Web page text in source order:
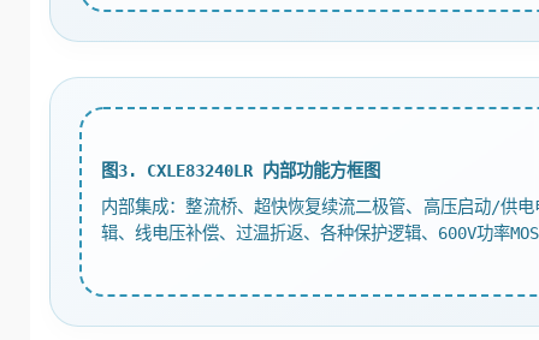
图3. CXLE83240LR 内部功能方框图
内部集成：整流桥、超快恢复续流二极管、高压启动/供
辑、线电压补偿、过温折返、各种保护逻辑、600V功率